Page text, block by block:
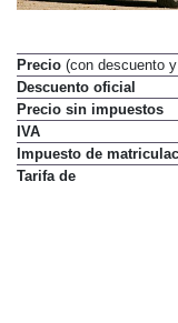
Precio (con descuento
Descuento oficial
Precio sin impuestos
IVA
Impuesto de
Tarifa de